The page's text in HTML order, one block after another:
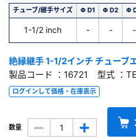
チューブ/継手サイズ Φ D1 Φ D2 Φ
1-1/2 inch - - -
絶縁継手 1-1/2インチ チューブ
製品コード ：16721 型式 ：
ログインして価格・在庫表示
数量